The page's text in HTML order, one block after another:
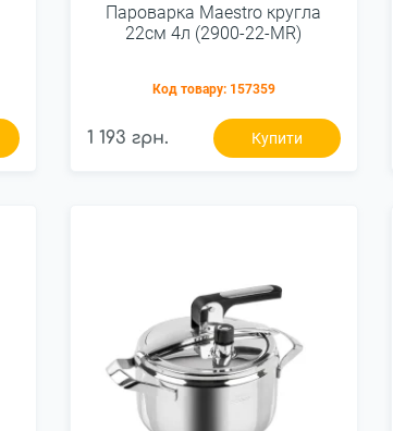
Пароварка Maestro кругла
22см 4л (2900-22-MR)
Код товару: 157359
1 193 грн. Купити